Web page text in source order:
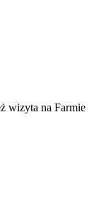
wizyta na Farmie